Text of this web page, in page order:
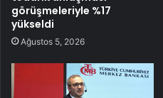
görüşmeleriyle %17
yükseldi
Ağustos 5, 2026